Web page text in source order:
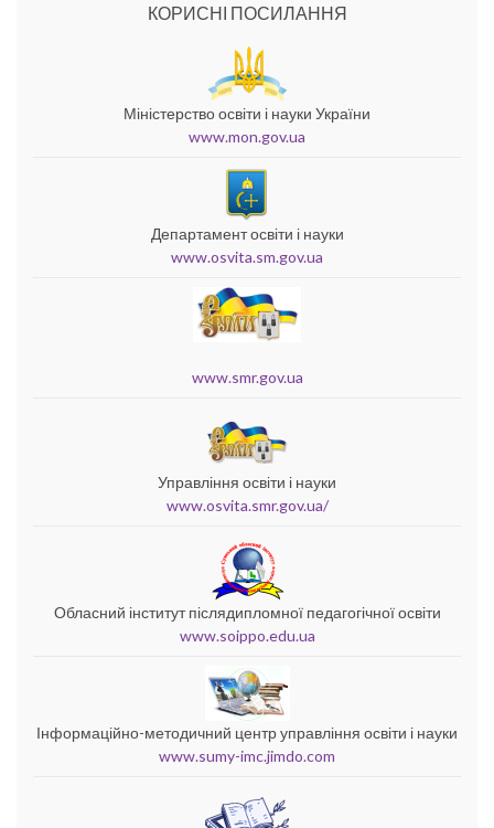
КОРИСНІ ПОСИЛАННЯ
Міністерство освіти і науки України
www.mon.gov.ua
Департамент освіти і науки
www.osvita.sm.gov.ua
www.smr.gov.ua
Управління освіти і науки
www.osvita.smr.gov.ua/
Обласний інститут післядипломної педагогічної освіти
www.soippo.edu.ua
Інформаційно-методичний центр управління освіти і науки
www.sumy-imc.jimdo.com